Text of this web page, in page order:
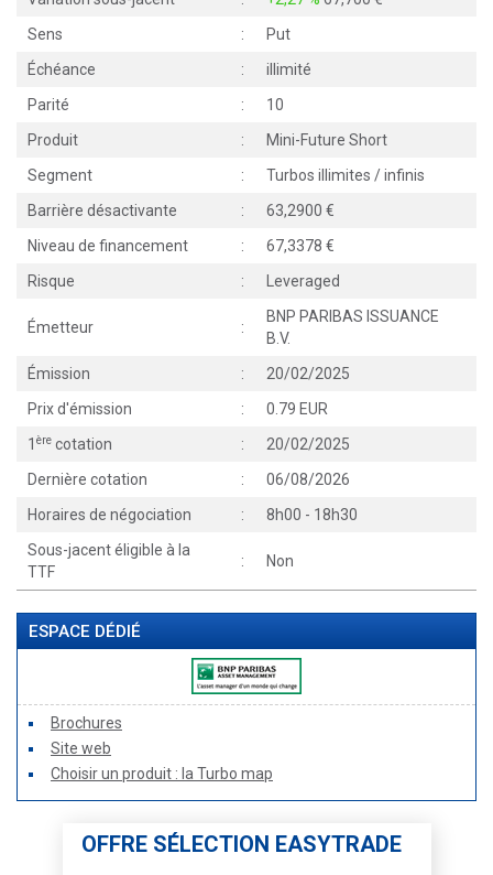
Sens
:
Put
Échéance
:
illimité
Parité
:
10
Produit
:
Mini-Future Short
Segment
:
Turbos illimites / infinis
Barrière désactivante
:
63,2900
Niveau de financement
:
67,3378
Risque
: Leveraged
Émetteur :
BNP PARIBAS ISSUANCE
B.V.
Émission
:
20/02/2025
Prix d'émission
:
0.79 EUR
1 ère cotation :
20/02/2025
Dernière cotation
:
06/08/2026
Horaires de négociation
:
8h00 - 18h30
Sous-jacent éligible à la
TTF
: Non
ESPACE DÉDIÉ
Brochures
Site web
Choisir un produit : la Turbo map
OFFRE SÉLECTION EASYTRADE